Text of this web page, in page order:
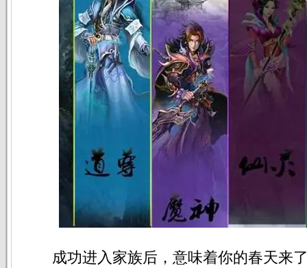
成功进入家族后，意味着你的春天来